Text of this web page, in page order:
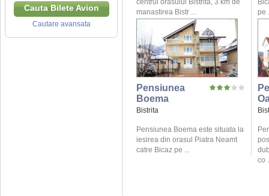
Cauta Bilete Avion
Cautare avansata
centrul orasului Bistrita, 3 km de
manastirea Bistr ...
pe
Pensiunea
Boema
Bistrita
Pensiunea Boema este situata la
iesirea din orasul Piatra Neamt
catre Bicaz pe ...
co